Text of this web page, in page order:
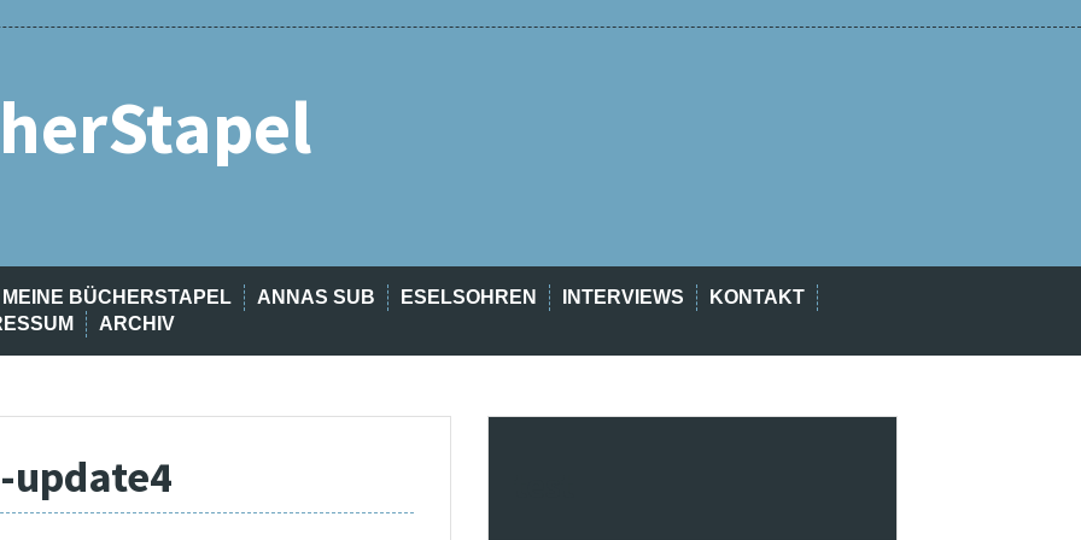
MEINE BÜCHERSTAPEL ANNAS SUB ESELSOHREN INTERVIEWS
KONTAKT
ARCHIV
update4